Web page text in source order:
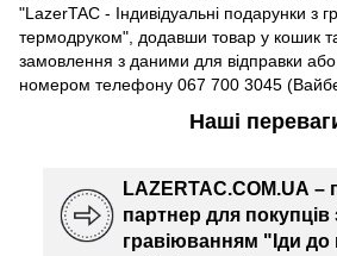
"LazerTAC - Індивідуальні подарунки з
термодруком", додавши товар у кошик
замовлення з даними для відправки
номером телефону 067 700 3045
Наші
LAZERTAC.COM.UA –
партнер для покупців
гравіюванням "Іди до